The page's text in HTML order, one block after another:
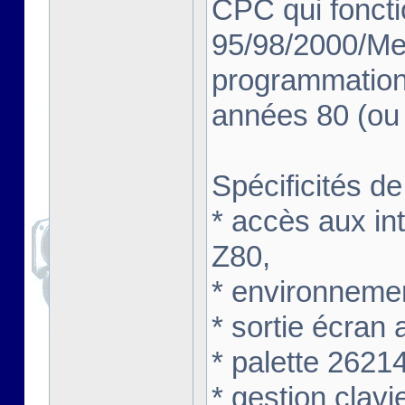
CPC qui
95/98/2000/
années 80
Spécificités
* accès aux
Z80,
*
* sortie écran
* palette
* gestion